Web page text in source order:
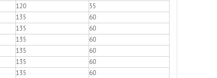
120
55
135
60
135
60
135
60
135
60
135
60
135 60